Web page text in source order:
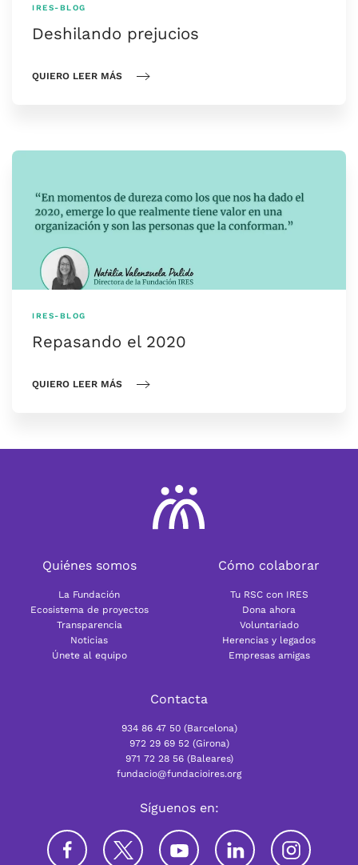
IRES-BLOG
Deshilando prejucios
QUIERO LEER MÁS
IRES-BLOG
Repasando el 2020
QUIERO LEER MÁS
Quiénes somos
La Fundación
Ecosistema de proyectos
Transparencia
Noticias
Únete al equipo
Cómo colaborar
Tu RSC con IRES
Dona ahora
Voluntariado
Herencias y legados
Empresas amigas
Contacta
934 86 47 50 (Barcelona)
972 29 69 52 (Girona)
971 72 28 56 (Baleares)
fundacio@fundacioires.org
Síguenos en: